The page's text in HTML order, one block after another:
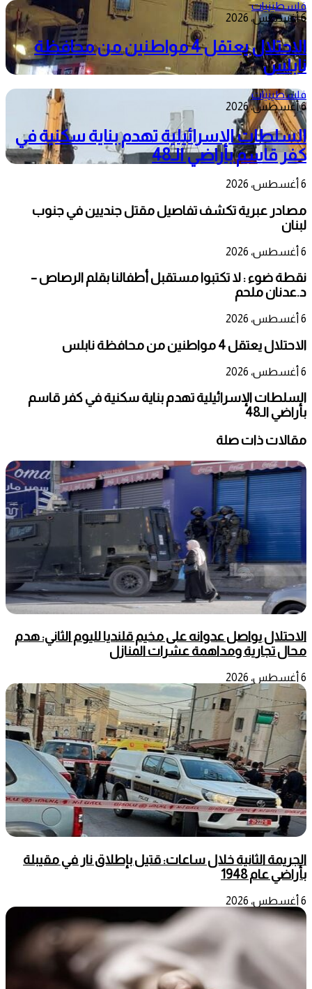
فلسطينيات
6 أغسطس، 2026
الاحتلال يعتقل 4 مواطنين من محافظة
نابلس
فلسطينيات
6 أغسطس، 2026
السلطات الإسرائيلية تهدم بناية سكنية في
كفر قاسم بأراضي الـ48
6 أغسطس، 2026
مصادر عبرية تكشف تفاصيل مقتل جنديين في جنوب
لبنان
6 أغسطس، 2026
نقطة ضوء : لا تكتبوا مستقبل أطفالنا بقلم الرصاص –
د.عدنان ملحم
6 أغسطس، 2026
الاحتلال يعتقل 4 مواطنين من محافظة نابلس
6 أغسطس، 2026
السلطات الإسرائيلية تهدم بناية سكنية في كفر قاسم
بأراضي الـ48
مقالات ذات صلة
الاحتلال يواصل عدوانه على مخيم قلنديا لليوم الثاني: هدم
محال تجارية ومداهمة عشرات المنازل
6 أغسطس، 2026
الجريمة الثانية خلال ساعات: قتيل بإطلاق نار في مقيبلة
بأراضي عام 1948
6 أغسطس، 2026